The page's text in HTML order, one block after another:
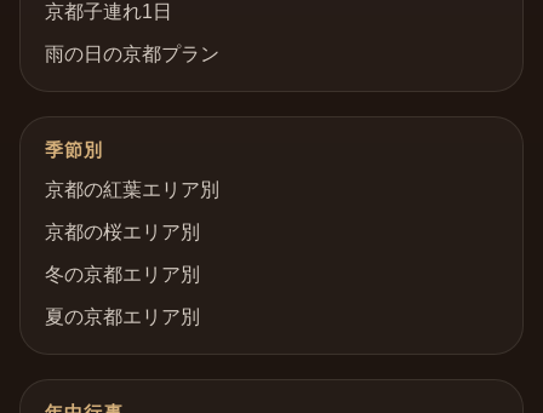
京都子連れ1日
雨の日の京都プラン
季節別
京都の紅葉エリア別
京都の桜エリア別
冬の京都エリア別
夏の京都エリア別